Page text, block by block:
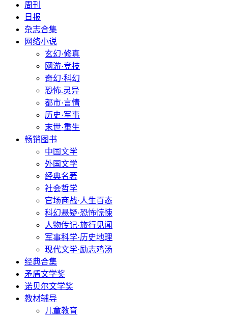
周刊
日报
杂志合集
网络小说
玄幻·修真
网游·竞技
奇幻·科幻
恐怖.灵异
都市·言情
历史·军事
末世·重生
畅销图书
中国文学
外国文学
经典名著
社会哲学
官场商战·人生百态
科幻悬疑·恐怖惊悚
人物传记·旅行见闻
军事科学·历史地理
现代文学·励志鸡汤
经典合集
矛盾文学奖
诺贝尔文学奖
教材辅导
儿童教育